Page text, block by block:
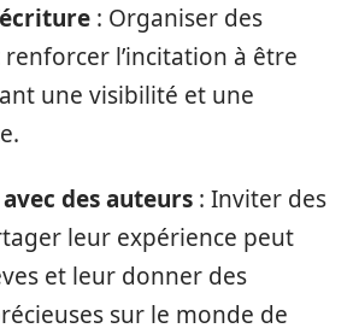
: Organiser des
l’incitation à être
une visibilité et une
des auteurs : Inviter des
leur expérience peut
et leur donner des
sur le monde de